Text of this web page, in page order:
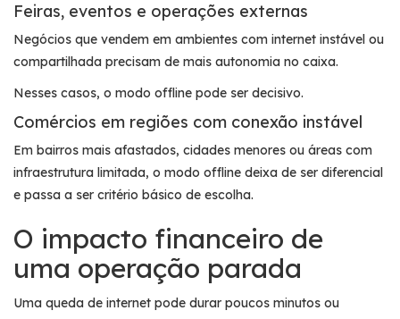
Feiras, eventos e operações externas
Negócios que vendem em ambientes com internet instável ou
compartilhada precisam de mais autonomia no caixa.
Nesses casos, o modo offline pode ser decisivo.
Comércios em regiões com conexão instável
Em bairros mais afastados, cidades menores ou áreas com
infraestrutura limitada, o modo offline deixa de ser diferencial
e passa a ser critério básico de escolha.
O impacto financeiro de
uma operação parada
Uma queda de internet pode durar poucos minutos ou